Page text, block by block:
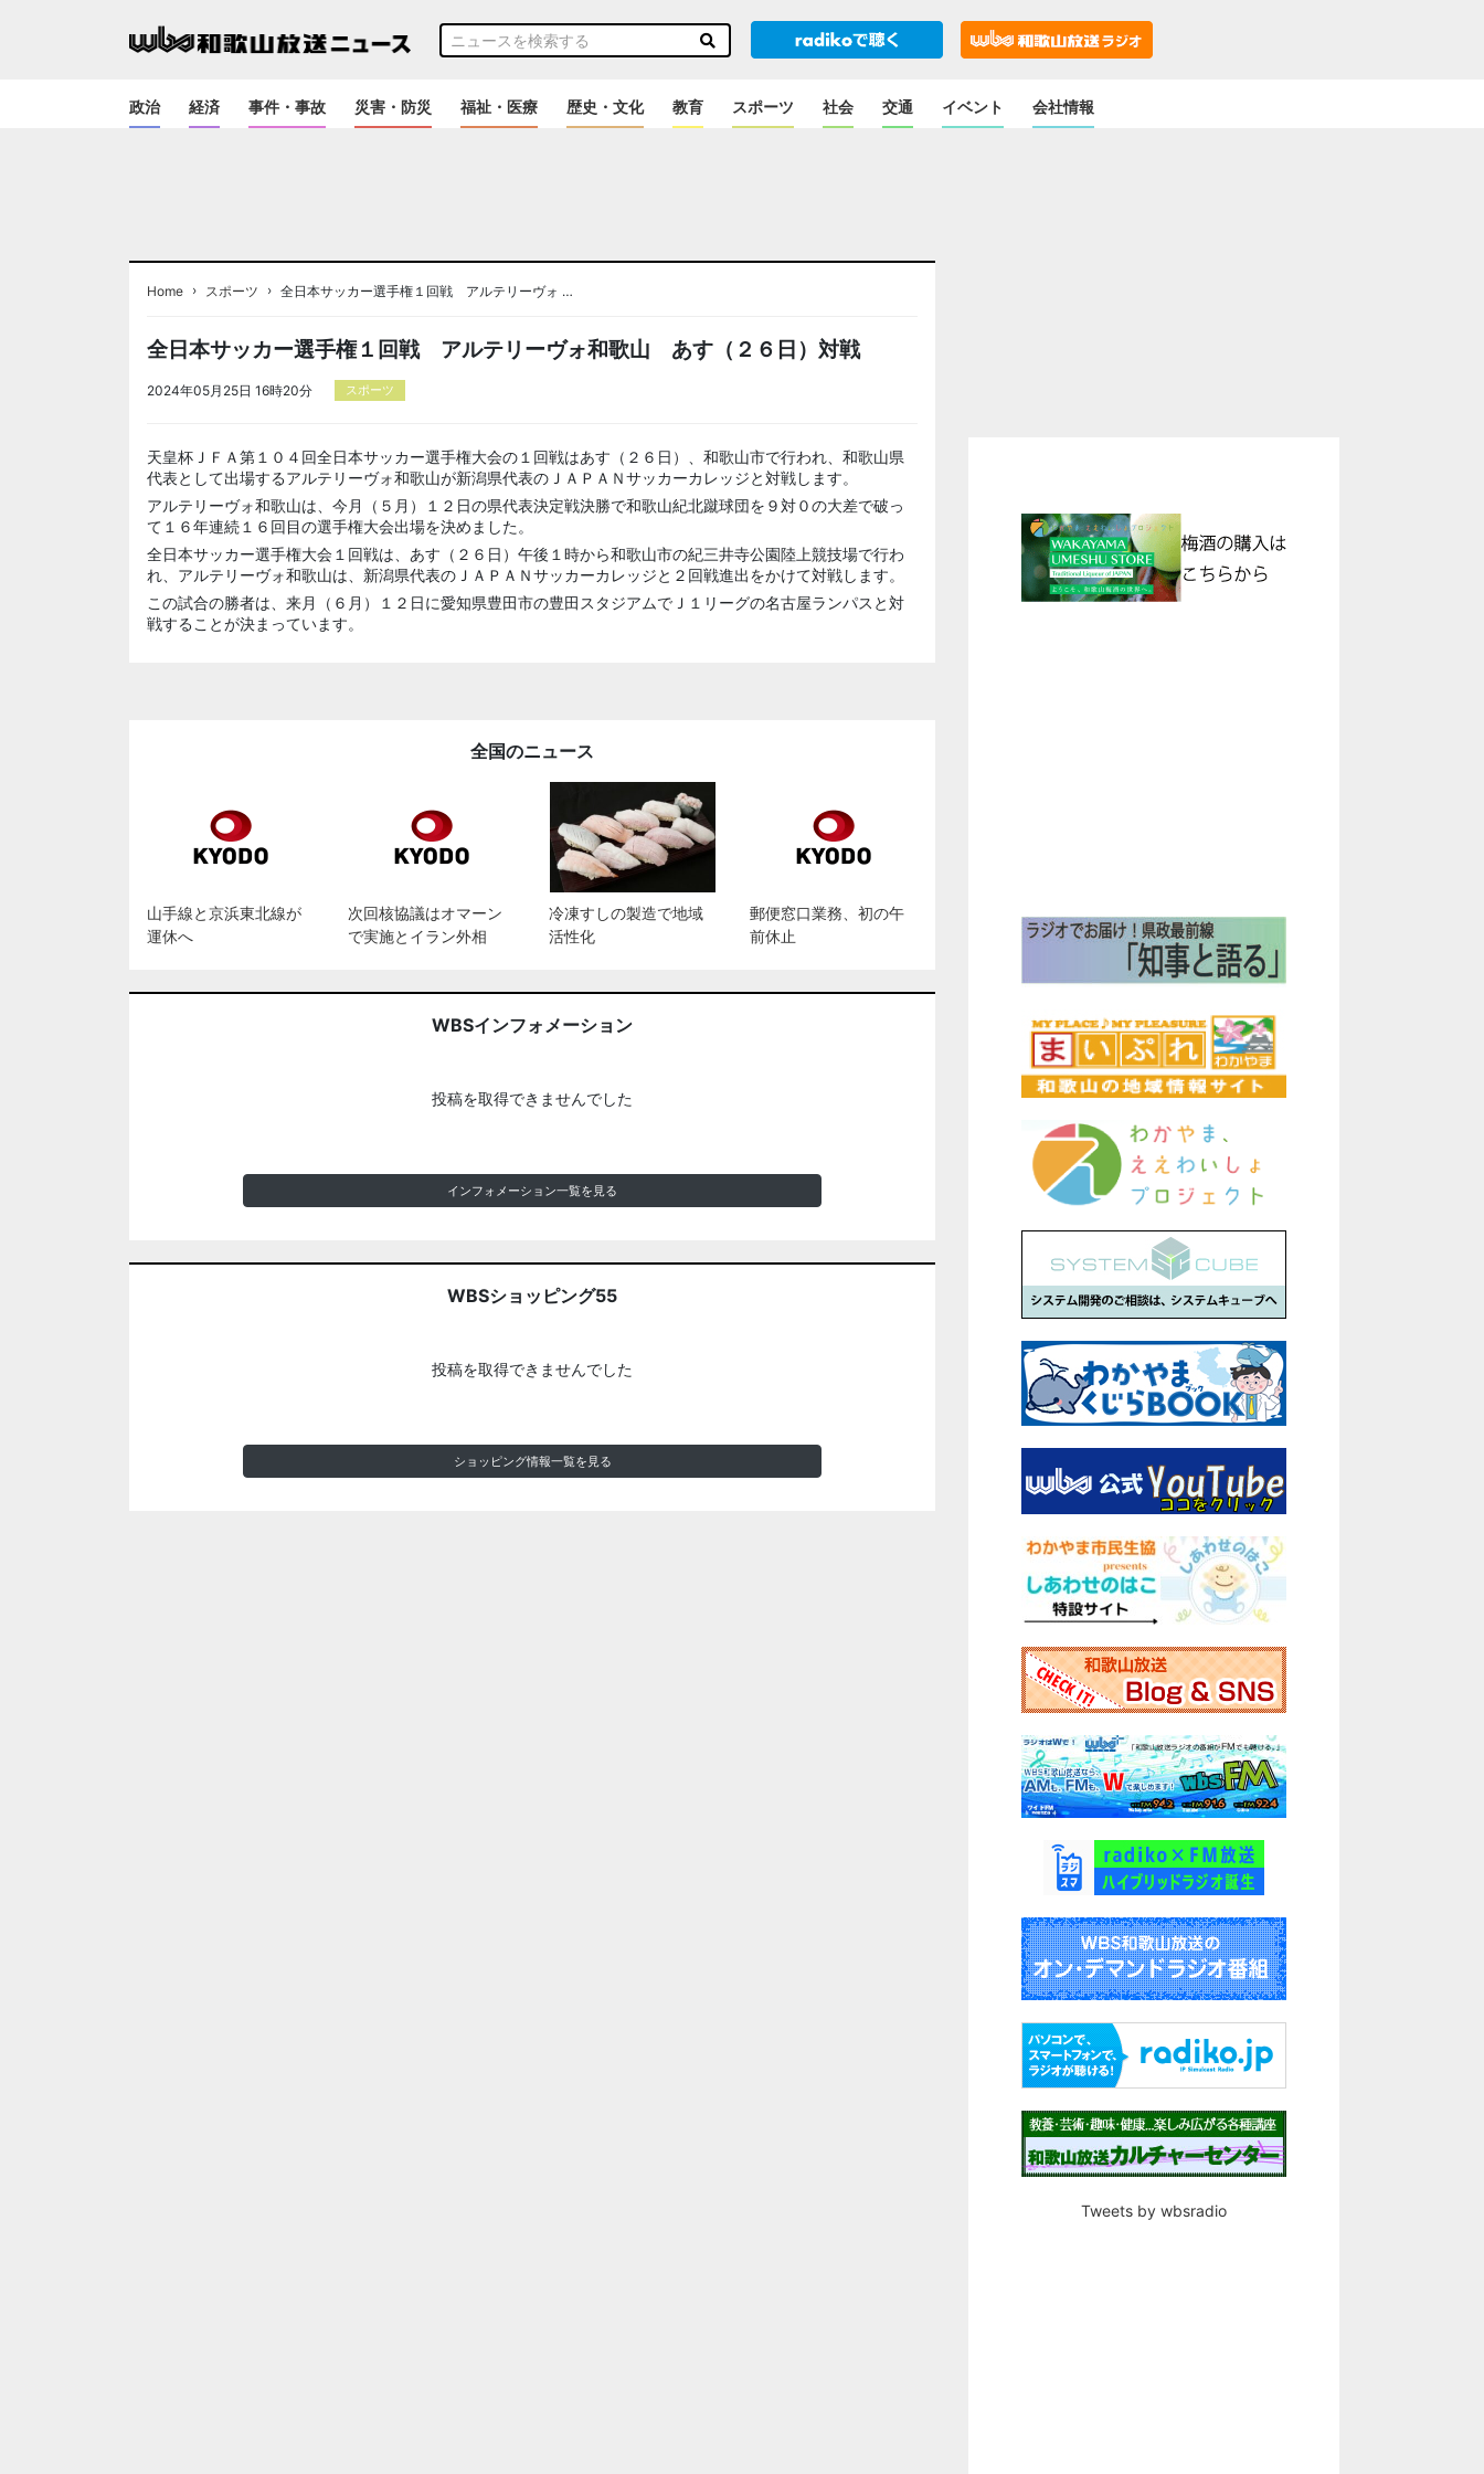
政治 経済 事件・事故 災害・防災 福祉・医療 歴史・文化 教育 スポーツ 社会 交通 イベント 会社情報
Home › スポーツ › 全日本サッカー選手権１回戦 アルテリーヴォ …
全日本サッカー選手権１回戦 アルテリーヴォ和歌山 あす（２６日）対戦
2024年05月25日 16時20分 スポーツ
天皇杯ＪＦＡ第１０４回全日本サッカー選手権大会の１回戦はあす（２６日）、和歌山市で行われ、和歌山県
代表として出場するアルテリーヴォ和歌山が新潟県代表のＪＡＰＡＮサッカーカレッジと対戦します。
アルテリーヴォ和歌山は、今月（５月）１２日の県代表決定戦決勝で和歌山紀北蹴球団を９対０の大差で破っ
て１６年連続１６回目の選手権大会出場を決めました。
全日本サッカー選手権大会１回戦は、あす（２６日）午後１時から和歌山市の紀三井寺公園陸上競技場で行わ
れ、アルテリーヴォ和歌山は、新潟県代表のＪＡＰＡＮサッカーカレッジと２回戦進出をかけて対戦します。
この試合の勝者は、来月（６月）１２日に愛知県豊田市の豊田スタジアムでＪ１リーグの名古屋ランパスと対
戦することが決まっています。
全国のニュース
山手線と京浜東北線が
運休へ
次回核協議はオマーン
で実施とイラン外相
冷凍すしの製造で地域
活性化
郵便窓口業務、初の午
前休止
WBSインフォメーション
投稿を取得できませんでした
インフォメーション一覧を見る
WBSショッピング55
投稿を取得できませんでした
ショッピング情報一覧を見る
Tweets by wbsradio